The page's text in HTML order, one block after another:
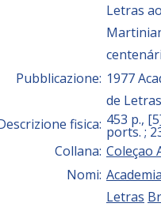
Letras
Pubblicazione: 1977
de
fisica: 453 p.,
ports. ;
Collana: Coleçao
Nomi:
Letras